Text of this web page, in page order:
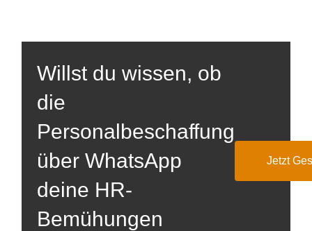
Willst du wissen, ob
die
Personalbeschaffung
über WhatsApp
deine HR-
Bemühungen
Jetzt